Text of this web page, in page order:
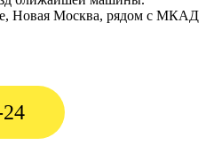
Новая Москва, рядом с МКАД